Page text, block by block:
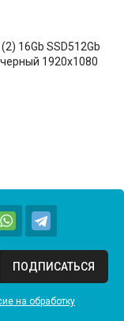
16Gb SSD512Gb
черный 1920x1080
ПОДПИСАТЬСЯ
на обработку